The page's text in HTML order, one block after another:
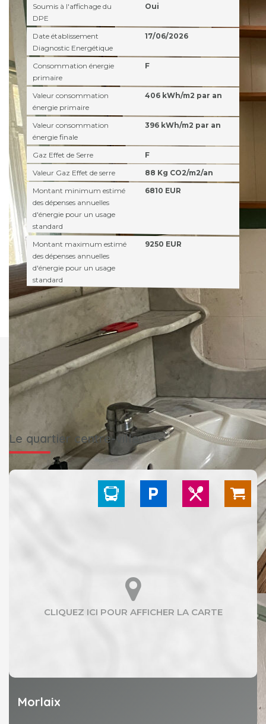
Soumis à l'affichage du
DPE
Oui
Date établissement
Diagnostic Energétique
17/06/2026
Consommation énergie
primaire
F
Valeur consommation
énergie primaire
406 kWh/m2 par an
Valeur consommation
énergie finale
396 kWh/m2 par an
Gaz Effet de Serre
F
Valeur Gaz Effet de serre
88 Kg CO2/m2/an
Montant minimum estimé
des dépenses annuelles
d'énergie pour un usage
standard
6810 EUR
Montant maximum estimé
des dépenses annuelles
d'énergie pour un usage
standard
9250 EUR
Le quartier centre-ville
Morlaix